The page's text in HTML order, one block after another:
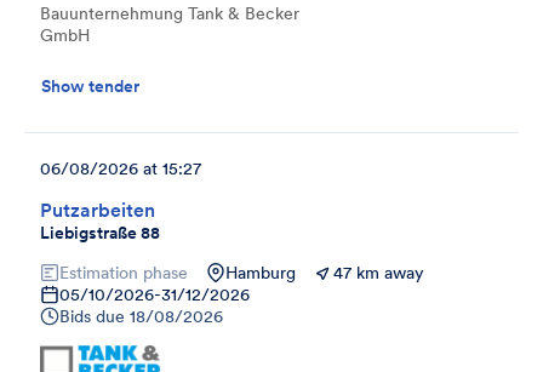
Bauunternehmung Tank & Becker
GmbH
Show tender
Putzarbeiten
Liebigstraße 88
06/08/2026 at 15:27
Estimation phase Hamburg
47 km away
05/10/2026-31/12/2026
Bids due 18/08/2026